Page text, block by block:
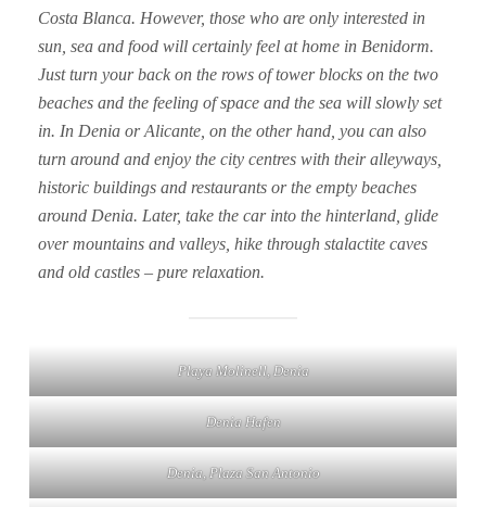
Costa Blanca. However, those who are only interested in
sun, sea and food will certainly feel at home in Benidorm.
Just turn your back on the rows of tower blocks on the two
beaches and the feeling of space and the sea will slowly set
in. In Denia or Alicante, on the other hand, you can also
turn around and enjoy the city centres with their alleyways,
historic buildings and restaurants or the empty beaches
around Denia. Later, take the car into the hinterland, glide
over mountains and valleys, hike through stalactite caves
and old castles – pure relaxation.
Playa Molinell, Denia
Denia Hafen
Denia, Plaza San Antonio